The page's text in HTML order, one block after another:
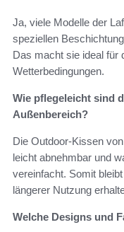
Ja, viele Modelle der
speziellen
Das macht sie ideal für
Wetterbedingungen.
Wie pflegeleicht sind
Außenbereich?
Die Outdoor-Kissen
leicht abnehmbar und
vereinfacht. Somit
längerer Nutzung
Welche Designs und